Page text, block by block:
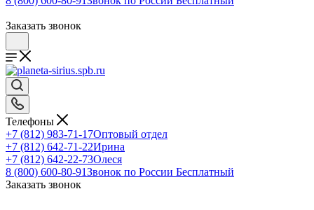
Заказать звонок
Телефоны
+7 (812) 983-71-17Оптовый отдел
+7 (812) 642-71-22Ирина
+7 (812) 642-22-73Олеся
8 (800) 600-80-91Звонок по России Бесплатный
Заказать звонок